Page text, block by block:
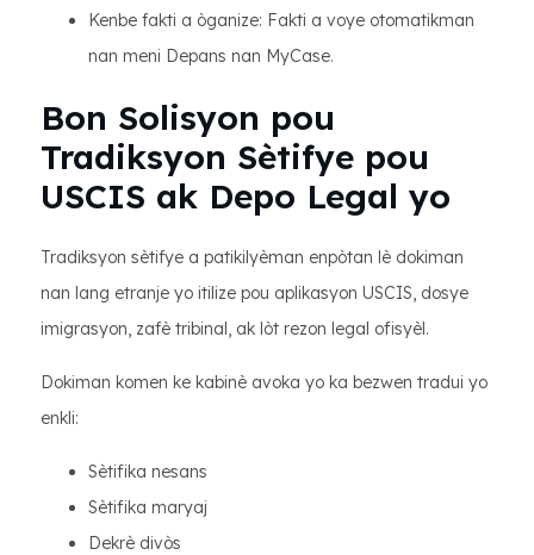
Kenbe fakti a òganize: Fakti a voye otomatikman
nan meni Depans nan MyCase.
Bon Solisyon pou
Tradiksyon Sètifye pou
USCIS ak Depo Legal yo
Tradiksyon sètifye a patikilyèman enpòtan lè dokiman
nan lang etranje yo itilize pou aplikasyon USCIS, dosye
imigrasyon, zafè tribinal, ak lòt rezon legal ofisyèl.
Dokiman komen ke kabinè avoka yo ka bezwen tradui yo
enkli:
Sètifika nesans
Sètifika maryaj
Dekrè divòs